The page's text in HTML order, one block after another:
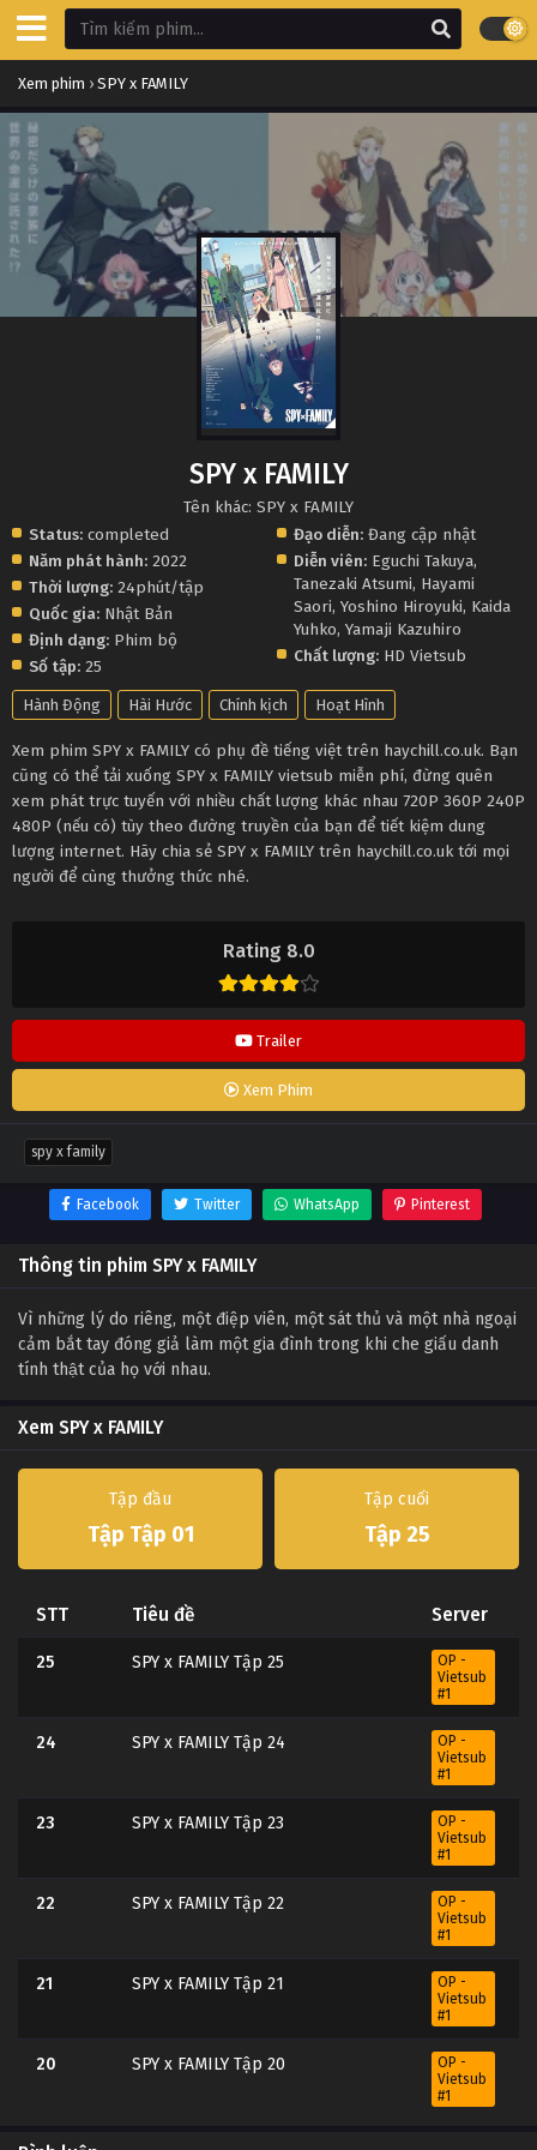
Xem phim › SPY x FAMILY
Rating 8.0
Trailer
Xem Phim
SPY x FAMILY
Tên khác: SPY x FAMILY
Status: completed
Năm phát hành: 2022
Thời lượng: 24phút/tập
Quốc gia: Nhật Bản
Định dạng: Phim bộ
Số tập: 25
Đạo diễn: Đang cập nhật
Diễn viên: Eguchi Takuya,
Tanezaki Atsumi, Hayami
Saori,Yoshino Hiroyuki, Kaida
Yuhko,Yamaji Kazuhiro
Chất lượng: HD Vietsub
Hành Động Hài Hước Chính kịch Hoạt Hình
Xem phim SPY x FAMILY có phụ đề tiếng việt trên haychill.co.uk. Bạn
cũng có thể tải xuống SPY x FAMILY vietsub miễn phí, đừng quên
xem phát trực tuyến với nhiều chất lượng khác nhau 720P 360P 240P
480P (nếu có) tùy theo đường truyền của bạn để tiết kiệm dung
lượng internet. Hãy chia sẻ SPY x FAMILY trên haychill.co.uk tới mọi
người để cùng thưởng thức nhé.
spy x family
Facebook Twitter WhatsApp Pinterest
Thông tin phim SPY x FAMILY
Vì những lý do riêng, một điệp viên, một sát thủ và một nhà ngoại
cảm bắt tay đóng giả làm một gia đình trong khi che giấu danh
tính thật của họ với nhau.
Xem SPY x FAMILY
Tập đầu
Tập Tập 01
Tập cuối
Tập 25
STT Tiêu đề Server
25 SPY x FAMILY Tập 25
OP -
Vietsub
#1
24 SPY x FAMILY Tập 24
OP -
Vietsub
#1
23 SPY x FAMILY Tập 23
OP -
Vietsub
#1
22 SPY x FAMILY Tập 22
OP -
Vietsub
#1
21 SPY x FAMILY Tập 21
OP -
Vietsub
#1
20 SPY x FAMILY Tập 20
OP -
Vietsub
#1
19